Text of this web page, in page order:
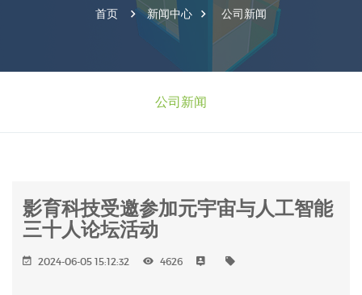
首页 新闻中心 公司新闻
公司新闻
影育科技受邀参加元宇宙与人工智能
三十人论坛活动
2024-06-05 15:12:32 4626